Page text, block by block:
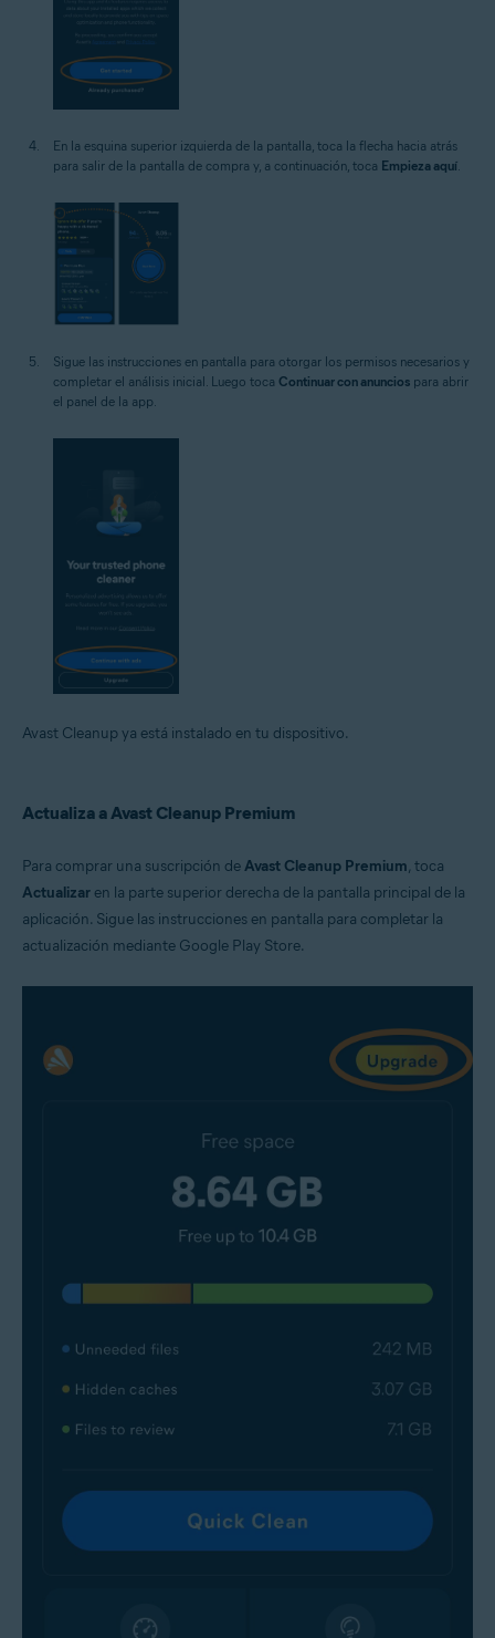
En la esquina superior izquierda de la pantalla, toca la flecha hacia atrás
para salir de la pantalla de compra y, a continuación, toca Empieza aquí.
Sigue las instrucciones en pantalla para otorgar los permisos necesarios y
completar el análisis inicial. Luego toca Continuar con anuncios para abrir
el panel de la app.
Avast Cleanup ya está instalado en tu dispositivo.
Actualiza a Avast Cleanup Premium
Para comprar una suscripción deAvast Cleanup Premium, toca
Actualizar en la parte superior derecha de la pantalla principal de la
aplicación. Sigue las instrucciones en pantalla para completar la
actualización mediante Google Play Store.